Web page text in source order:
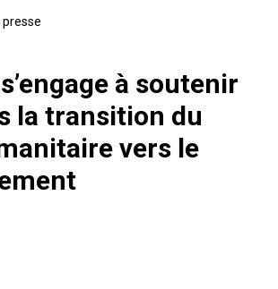
à soutenir
la transition du
vers le